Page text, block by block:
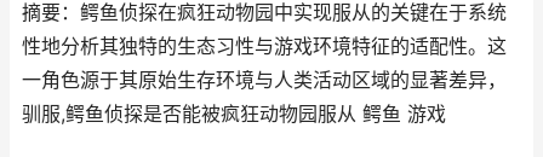
摘要：鳄鱼侦探在疯狂动物园中实现服从的关键在于系统
性地分析其独特的生态习性与游戏环境特征的适配性。这
一角色源于其原始生存环境与人类活动区域的显著差异，
驯服,鳄鱼侦探是否能被疯狂动物园服从 鳄鱼 游戏